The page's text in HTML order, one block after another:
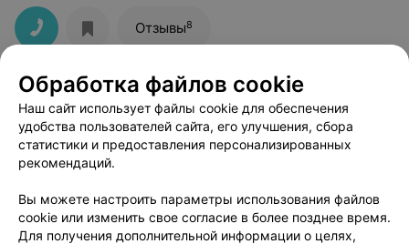
глубокие знания в области травматологии и ортопедии
вызывают доверие. Он внимательно выслушал все
жалобы, провёл тщательное обследование и объяснил
Отзывы8
Обработка файлов cookie
Наш сайт использует файлы cookie для обеспечения
удобства пользователей сайта, его улучшения, сбора
статистики и предоставления персонализированных
рекомендаций.
Вы можете настроить параметры использования файлов
cookie или изменить свое согласие в более позднее время.
Для получения дополнительной информации о целях,